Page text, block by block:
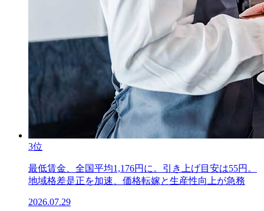
3位
最低賃金、全国平均1,176円に。引き上げ目安は55円。
地域格差是正を加速、価格転嫁と生産性向上が急務
2026.07.29